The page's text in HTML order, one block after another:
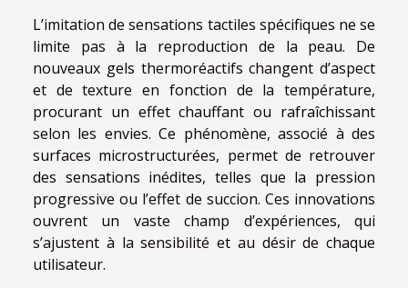
L’imitation de sensations tactiles spécifiques ne se
limite pas à la reproduction de la peau. De
nouveaux gels thermoréactifs changent d’aspect
et de texture en fonction de la température,
procurant un effet chauffant ou rafraîchissant
selon les envies. Ce phénomène, associé à des
surfaces microstructurées, permet de retrouver
des sensations inédites, telles que la pression
progressive ou l’effet de succion. Ces innovations
ouvrent un vaste champ d’expériences, qui
s’ajustent à la sensibilité et au désir de chaque
utilisateur.